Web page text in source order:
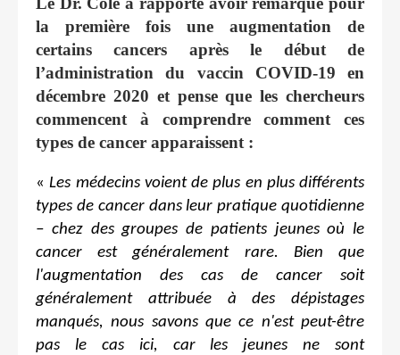
la première fois une augmentation de
certains cancers après le début de
l’administration du vaccin COVID-19 en
décembre 2020 et pense que les chercheurs
commencent à comprendre comment ces
types de cancer apparaissent :
«Les médecins voient de plus en plus différents
types de cancer dans leur pratique quotidienne
– chez des groupes de patients jeunes où le
cancer est généralement rare. Bien que
l'augmentation des cas de cancer soit
généralement attribuée à des dépistages
manqués, nous savons que ce n'est peut-être
pas le cas ici, car les jeunes ne sont